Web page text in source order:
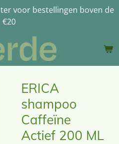
voor bestellingen boven de
€20
ERICA
shampoo
Caffeïne
Actief 200 ML